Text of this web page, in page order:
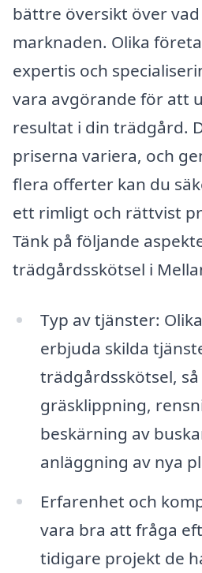
bättre översikt över
marknaden. Olika
expertis och
vara avgörande för att
resultat i din trädgård.
priserna variera, och
flera offerter kan du
ett rimligt och rättvist
Tänk på följande
trädgårdsskötsel i
Typ av tjänster:
erbjuda skilda
trädgårdsskötsel, så
gräsklippning,
beskärning av
anläggning av nya
Erfarenhet och
vara bra att fråga
tidigare projekt de